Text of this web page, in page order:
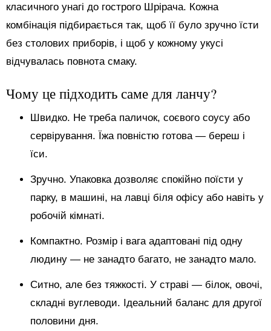
класичного унагі до гострого Шрірача. Кожна
комбінація підбирається так, щоб її було зручно їсти
без столових приборів, і щоб у кожному укусі
відчувалась повнота смаку.
Чому це підходить саме для ланчу?
Швидко. Не треба паличок, соєвого соусу або
сервірування. Їжа повністю готова — береш і
їси.
Зручно. Упаковка дозволяє спокійно поїсти у
парку, в машині, на лавці біля офісу або навіть у
робочій кімнаті.
Компактно. Розмір і вага адаптовані під одну
людину — не занадто багато, не занадто мало.
Ситно, але без тяжкості. У страві — білок, овочі,
складні вуглеводи. Ідеальний баланс для другої
половини дня.